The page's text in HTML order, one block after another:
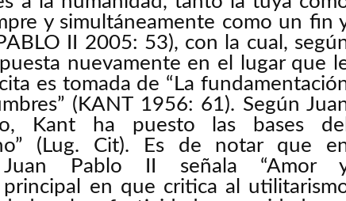
y simultáneamente como un fin
II 2005: 53), con la cual,
nuevamente en el lugar que
es tomada de “La
(KANT 1956: 61). Según
Kant ha puesto las bases del
(Lug. Cit). Es de notar que
Juan Pablo II señala “Amor
principal en que critica al